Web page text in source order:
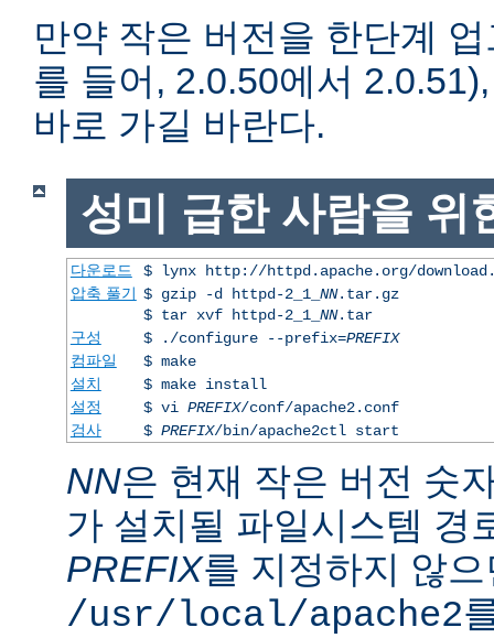
만약 작은 버전을 한단계
를 들어, 2.0.50에서
바로 가길 바란다.
성미 급한 사람을 위
다운로드
$ lynx http://httpd.apache.org/
압축 풀기 $ gzip -d httpd-2_1_ NN.tar.gz
$ tar xvf httpd-2_1_ NN.tar
구성
$ ./configure --prefix=PREFIX
컴파일
$ make
설치
$ make install
설정
$ vi PREFIX/conf/apache2.conf
검사
$ PREFIX/bin/apache2ctl start
NN은 현재 작은 버전 숫
가 설치될 파일시스템 경
PREFIX를 지정하지 않
/usr/local/apache2